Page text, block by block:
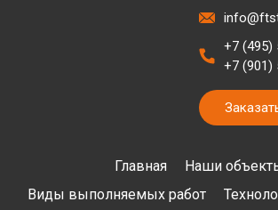
Главная
Наши
Виды выполняемых работ
+7 (495)
+7 (901)